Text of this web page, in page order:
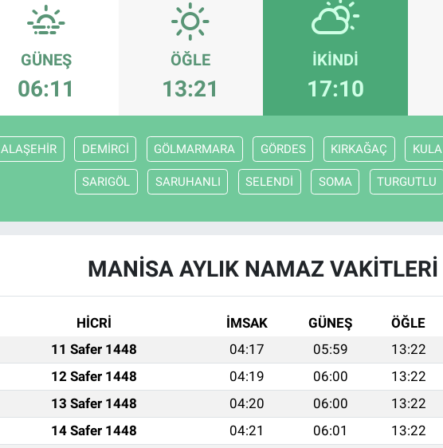
GÜNEŞ
06:11
ÖĞLE
13:21
İKINDI
17:10
ALAŞEHİR DEMİRCİ GÖLMARMARA GÖRDES KIRKAĞAÇ KULA
SARIGÖL SARUHANLI SELENDİ SOMA TURGUTLU
MANİSA AYLIK NAMAZ VAKITLERI
HİCRİ İMSAK GÜNEŞ ÖĞLE
11 Safer 1448 04:17 05:59 13:22
12 Safer 1448 04:19 06:00 13:22
13 Safer 1448 04:20 06:00 13:22
14 Safer 1448 04:21 06:01 13:22